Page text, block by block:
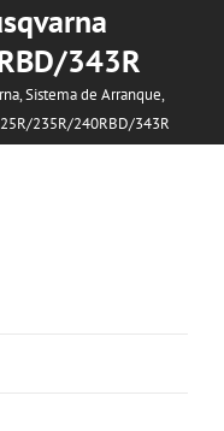
343R
Sistema de Arranque
235R/240RBD/343R